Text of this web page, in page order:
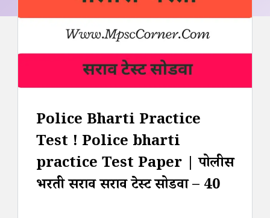
Police Bharti Practice
Test ! Police bharti
practice Test Paper | पोलीस
भरती सराव सराव टेस्ट सोडवा – 40